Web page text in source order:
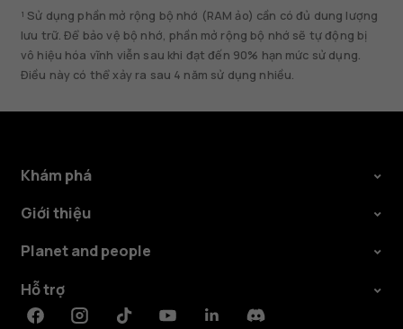
¹ Sử dụng phần mở rộng bộ nhớ (RAM ảo) cần có đủ dung lượng
lưu trữ. Để bảo vệ bộ nhớ, phần mở rộng bộ nhớ sẽ tự động bị
vô hiệu hóa vĩnh viễn sau khi đạt đến 90% hạn mức sử dụng.
Điều này có thể xảy ra sau 4 năm sử dụng nhiều.
Khám phá
Giới thiệu
Planet and people
Hỗ trợ
FacebookInstagramTiktokYoutubeLinkedinDiscord